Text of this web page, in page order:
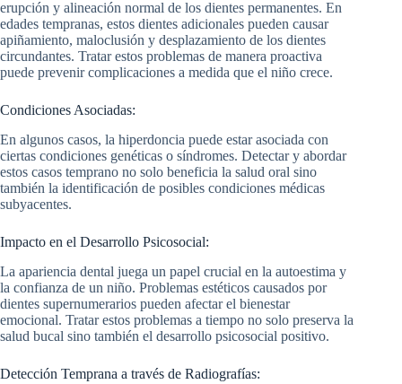
erupción y alineación normal de los dientes permanentes. En
edades tempranas, estos dientes adicionales pueden causar
apiñamiento, maloclusión y desplazamiento de los dientes
circundantes. Tratar estos problemas de manera proactiva
puede prevenir complicaciones a medida que el niño crece.
Condiciones Asociadas:
En algunos casos, la hiperdoncia puede estar asociada con
ciertas condiciones genéticas o síndromes. Detectar y abordar
estos casos temprano no solo beneficia la salud oral sino
también la identificación de posibles condiciones médicas
subyacentes.
Impacto en el Desarrollo Psicosocial:
La apariencia dental juega un papel crucial en la autoestima y
la confianza de un niño. Problemas estéticos causados por
dientes supernumerarios pueden afectar el bienestar
emocional. Tratar estos problemas a tiempo no solo preserva la
salud bucal sino también el desarrollo psicosocial positivo.
Detección Temprana a través de Radiografías: